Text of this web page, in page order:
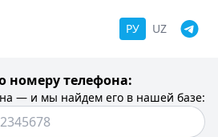
РУ UZ
номеру телефона:
— и мы найдем его в нашей базе: